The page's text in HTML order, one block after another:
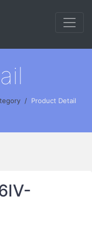
Product Detail